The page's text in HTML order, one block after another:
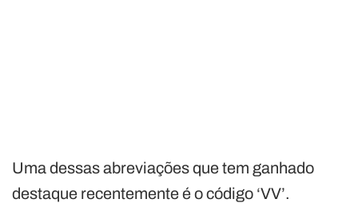
Uma dessas abreviações que tem ganhado
destaque recentemente é o código ‘VV’.